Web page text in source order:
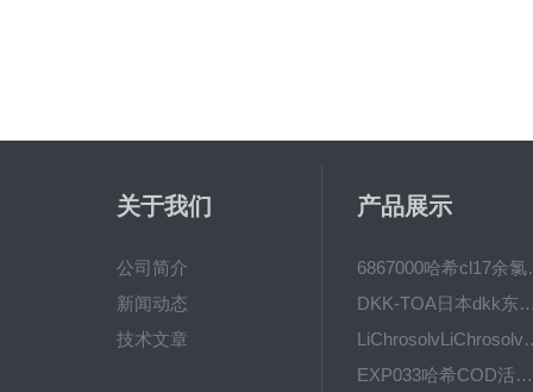
关于我们
公司简介
新闻动态
技术文章
产品展示
6867000
DKK-TOA日本dkk东亚电
EXP033哈希COD活塞泵价格 EXP033